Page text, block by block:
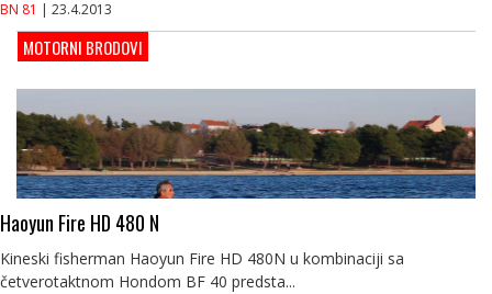
BN 81 | 23.4.2013
MOTORNI BRODOVI
Haoyun Fire HD 480 N
Kineski fisherman Haoyun Fire HD 480N u kombinaciji sa
četverotaktnom Hondom BF 40 predsta...